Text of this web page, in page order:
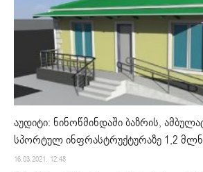
აუდიტი: ნინოწმინდაში ბაზრის,
სპორტულ ინფრასტრუქტურაზე 1,2
16.03.2021. 12:48